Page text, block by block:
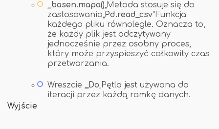
„„basen.mapa()„Metoda stosuje się do
zastosowania„Pd.read_csv”Funkcja
każdego pliku równolegle. Oznacza to,
że każdy plik jest odczytywany
jednocześnie przez osobny proces,
który może przyspieszyć całkowity czas
przetwarzania.
Wreszcie „„Do„Pętla jest używana do
iteracji przez każdą ramkę danych.
Wyjście